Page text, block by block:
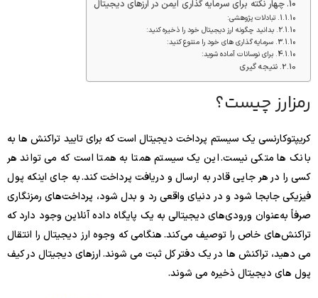
چهار نکته برای سرمایه گذاری ایمن در ارزهای دیجیتال
تبادلات پژوهشی:
بدانید چگونه ارز دیجیتال خود را ذخیره کنید:
سرمایه گذاری های خود را متنوع کنید:
برای نوسانات آماده شوید:
نتیجه گیری
رمزارز چیست؟
کریپتوکارنسی یک سیستم پرداخت دیجیتال است که برای تایید تراکنش ها به
بانک ها متکی نیست. این یک سیستم همتا به همتا است که می تواند هر
کسی را در هر جایی قادر به ارسال و دریافت پرداخت کند. به جای اینکه پول
فیزیکی جابجا شود و در دنیای واقعی رد و بدل شود، پرداخت‌های رمزنگاری
صرفاً به‌عنوان ورودی‌های دیجیتالی به یک پایگاه داده آنلاین وجود دارد که
تراکنش‌های خاص را توصیف می‌کند. هنگامی که وجوه ارز دیجیتال را انتقال
می دهید، تراکنش ها در یک دفتر کل ثبت می شوند. ارزهای دیجیتال در کیف
پول های دیجیتال ذخیره می شوند.